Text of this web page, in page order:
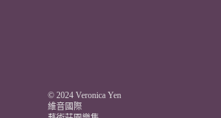
© 2024 Veronica Yen
維音國際